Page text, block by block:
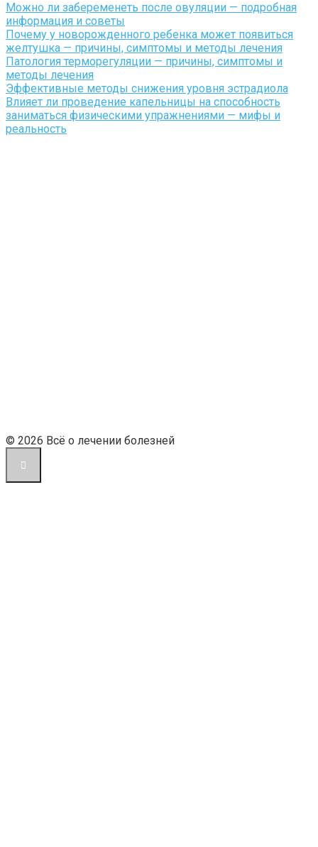
Можно ли забеременеть после овуляции — подробная
информация и советы
Почему у новорожденного ребенка может появиться
желтушка — причины, симптомы и методы лечения
Патология терморегуляции — причины, симптомы и
методы лечения
Эффективные методы снижения уровня эстрадиола
Влияет ли проведение капельницы на способность
заниматься физическими упражнениями — мифы и
реальность
© 2026 Всё о лечении болезней